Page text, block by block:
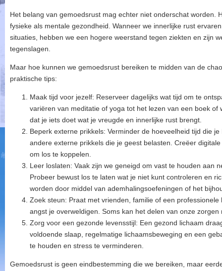
Het belang van gemoedsrust mag echter niet onderschat worden.
fysieke als mentale gezondheid. Wanneer we innerlijke rust
situaties, hebben we een hogere weerstand tegen ziekten en zijn
tegenslagen.
Maar hoe kunnen we gemoedsrust bereiken te midden van de
praktische tips:
Maak tijd voor jezelf: Reserveer dagelijks wat tijd om te
variëren van meditatie of yoga tot het lezen van een boek of
dat je iets doet wat je vreugde en innerlijke rust brengt.
Beperk externe prikkels: Verminder de hoeveelheid tijd die
andere externe prikkels die je geest belasten. Creëer
om los te koppelen.
Leer loslaten: Vaak zijn we geneigd om vast te houden aan
Probeer bewust los te laten wat je niet kunt controleren en
worden door middel van ademhalingsoefeningen of het
Zoek steun: Praat met vrienden, familie of een
angst je overweldigen. Soms kan het delen van onze
Zorg voor een gezonde levensstijl: Een gezond lichaam
voldoende slaap, regelmatige lichaamsbeweging en een
te houden en stress te verminderen.
Gemoedsrust is geen eindbestemming die we bereiken, maar